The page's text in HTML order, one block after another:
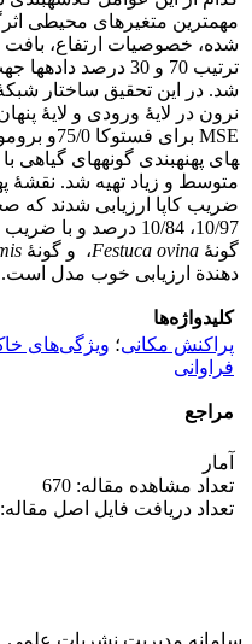
مهم­ترین متغیرهای محیطی
شده، خصوصیات ارتفاع،
ترتیب 70 و 30
نرون در لایۀ ورودی و لایۀ
گونۀ Festuca ovina، و گونۀ
دهندة ارزیابی خوب مدل است.
کلیدواژه‌ها
پراکنش مکانی؛ ویژگی‌های
فراوانی
مراجع
آمار
تعداد مشاهده مقاله: 670
تعداد دریافت فایل اصل مقاله: 563
سامانه مدیریت نشریات علمی.